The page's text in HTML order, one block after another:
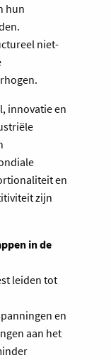
hun
niet-
innovatie en
en
zijn
in de
leiden tot
en
aan het